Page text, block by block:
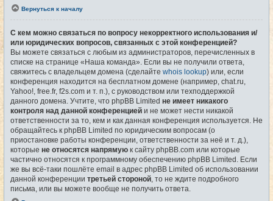
Вернуться к началу
С кем можно связаться по вопросу некорректного использования и/
или юридических вопросов, связанных с этой конференцией?
Вы можете связаться с любым из администраторов, перечисленных в
списке на странице «Наша команда». Если вы не получили ответа,
свяжитесь с владельцем домена (сделайте whois lookup) или, если
конференция находится на бесплатном домене (например, chat.ru,
Yahoo!, free.fr, f2s.com и т. п.), с руководством или техподдержкой
данного домена. Учтите, что phpBB Limited не имеет никакого
контроля над данной конференцией и не может нести никакой
ответственности за то, кем и как данная конференция используется. Не
обращайтесь к phpBB Limited по юридическим вопросам (о
приостановке работы конференции, ответственности за неё и т. д.),
которые не относятся напрямую к сайту phpBB.com или которые
частично относятся к программному обеспечению phpBB Limited. Если
же вы всё-таки пошлёте email в адрес phpBB Limited об использовании
данной конференции третьей стороной , то не ждите подробного
письма, или вы можете вообще не получить ответа.